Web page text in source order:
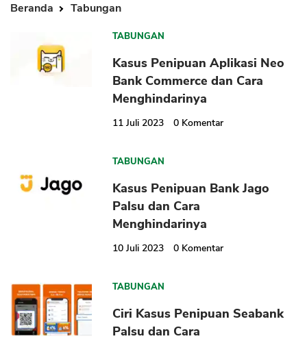
Beranda Tabungan
TABUNGAN
Kasus Penipuan Aplikasi Neo
Bank Commerce dan Cara
Menghindarinya
11 Juli 2023 0 Komentar
TABUNGAN
Kasus Penipuan Bank Jago
Palsu dan Cara
Menghindarinya
10 Juli 2023 0 Komentar
TABUNGAN
Ciri Kasus Penipuan Seabank
Palsu dan Cara